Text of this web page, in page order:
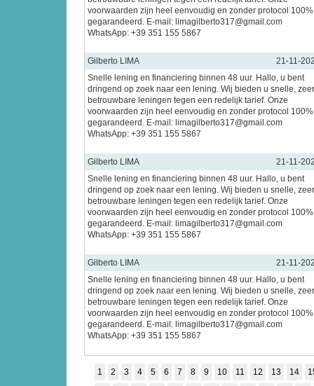
voorwaarden zijn heel eenvoudig en zonder protocol 100%
gegarandeerd. E-mail: limagilberto317@gmail.com
WhatsApp: +39 351 155 5867
Gilberto LIMA
21-11-
Snelle lening en financiering binnen 48 uur. Hallo, u bent
dringend op zoek naar een lening. Wij bieden u snelle, zeer
betrouwbare leningen tegen een redelijk tarief. Onze
voorwaarden zijn heel eenvoudig en zonder protocol 100%
gegarandeerd. E-mail: limagilberto317@gmail.com
WhatsApp: +39 351 155 5867
Gilberto LIMA
21-11-
Snelle lening en financiering binnen 48 uur. Hallo, u bent
dringend op zoek naar een lening. Wij bieden u snelle, zeer
betrouwbare leningen tegen een redelijk tarief. Onze
voorwaarden zijn heel eenvoudig en zonder protocol 100%
gegarandeerd. E-mail: limagilberto317@gmail.com
WhatsApp: +39 351 155 5867
Gilberto LIMA
21-11-
Snelle lening en financiering binnen 48 uur. Hallo, u bent
dringend op zoek naar een lening. Wij bieden u snelle, zeer
betrouwbare leningen tegen een redelijk tarief. Onze
voorwaarden zijn heel eenvoudig en zonder protocol 100%
gegarandeerd. E-mail: limagilberto317@gmail.com
WhatsApp: +39 351 155 5867
1 2 3 4 5 6 7 8 9 10 11 12 13 14